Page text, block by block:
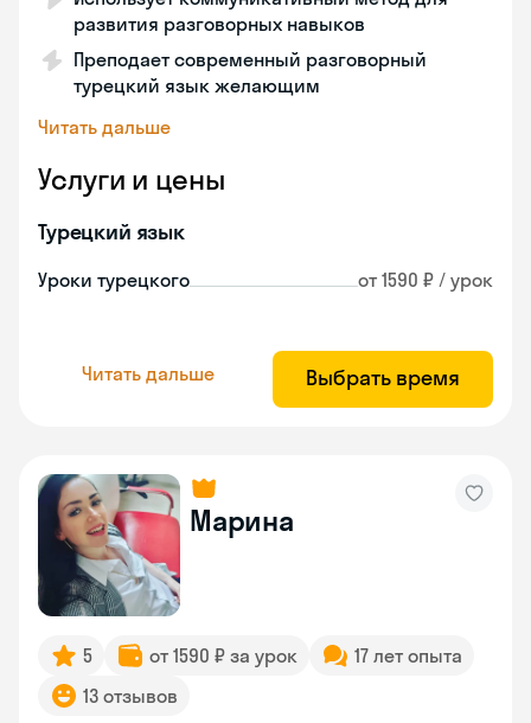
развития разговорных навыков
Преподает современный разговорный
турецкий язык желающим
Читать дальше
Услуги и цены
Турецкий язык
Уроки турецкого от 1590 ₽ / урок
Читать дальше Выбрать время
Марина
5 от 1590 ₽ за урок
17 лет опыта
13 отзывов